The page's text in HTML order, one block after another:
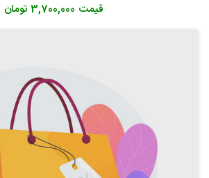
قیمت 3,700,000 تومان